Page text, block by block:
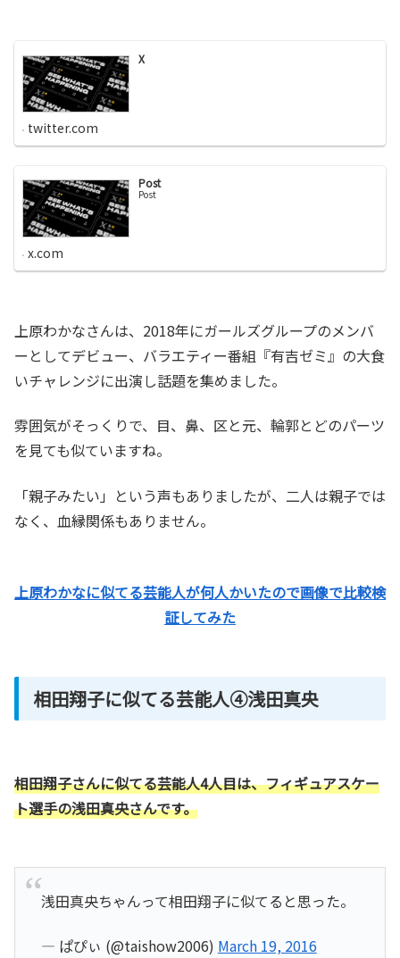
X
twitter.com
Post
Post
x.com
上原わかなさんは、2018年にガールズグループのメンバ
ーとしてデビュー、バラエティー番組『有吉ゼミ』の大食
いチャレンジに出演し話題を集めました。
雰囲気がそっくりで、目、鼻、区と元、輪郭とどのパーツ
を見ても似ていますね。
「親子みたい」という声もありましたが、二人は親子では
なく、血縁関係もありません。
上原わかなに似てる芸能人が何人かいたので画像で比較検
証してみた
相田翔子に似てる芸能人④浅田真央
相田翔子さんに似てる芸能人4人目は、フィギュアスケー
ト選手の浅田真央さんです。
浅田真央ちゃんって相田翔子に似てると思った。
— ぱぴぃ (@taishow2006) March 19, 2016